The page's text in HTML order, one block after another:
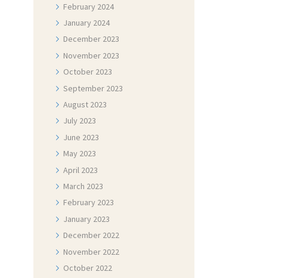
February 2024
January 2024
December 2023
November 2023
October 2023
September 2023
August 2023
July 2023
June 2023
May 2023
April 2023
March 2023
February 2023
January 2023
December 2022
November 2022
October 2022